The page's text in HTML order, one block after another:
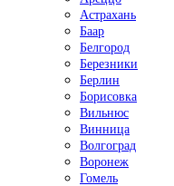
Астрахань
Баар
Белгород
Березники
Берлин
Борисовка
Вильнюс
Винница
Волгоград
Воронеж
Гомель